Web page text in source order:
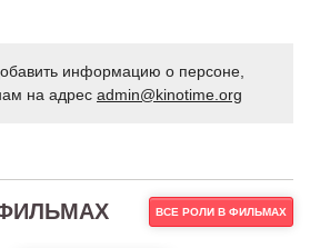
информацию о персоне,
на адрес admin@kinotime.org
ВСЕ РОЛИ В ФИЛЬМАХ